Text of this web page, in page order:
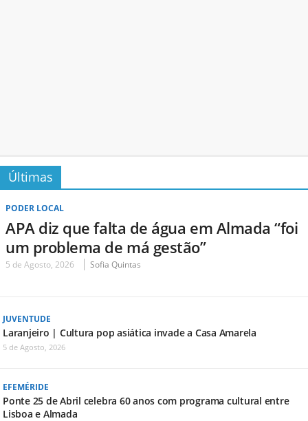
Últimas
PODER LOCAL
APA diz que falta de água em Almada “foi
um problema de má gestão”
5 de Agosto, 2026 Sofia Quintas
JUVENTUDE
Laranjeiro | Cultura pop asiática invade a Casa Amarela
5 de Agosto, 2026
EFEMÉRIDE
Ponte 25 de Abril celebra 60 anos com programa cultural entre
Lisboa e Almada